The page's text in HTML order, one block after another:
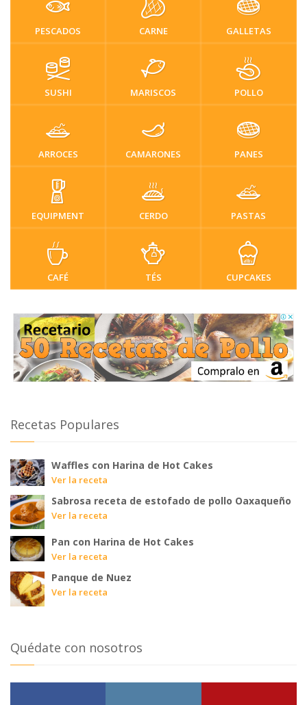
PESCADOS CARNE GALLETAS
SUSHI MARISCOS POLLO
ARROCES CAMARONES PANES
EQUIPMENT CERDO PASTAS
CAFÉ TÉS CUPCAKES
Recetas Populares
Waffles con Harina de Hot Cakes
Ver la receta
Sabrosa receta de estofado de pollo Oaxaqueño
Ver la receta
Pan con Harina de Hot Cakes
Ver la receta
Panque de Nuez
Ver la receta
Quédate con nosotros